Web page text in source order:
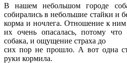
В нашем небольшом городе
собирались в небольшие стайки и
корма и ночлега. Отношение к
их очень опасалась, потому что
собака, и ощущение страха до
сих пор не прошло. А вот одна
руки кормила.